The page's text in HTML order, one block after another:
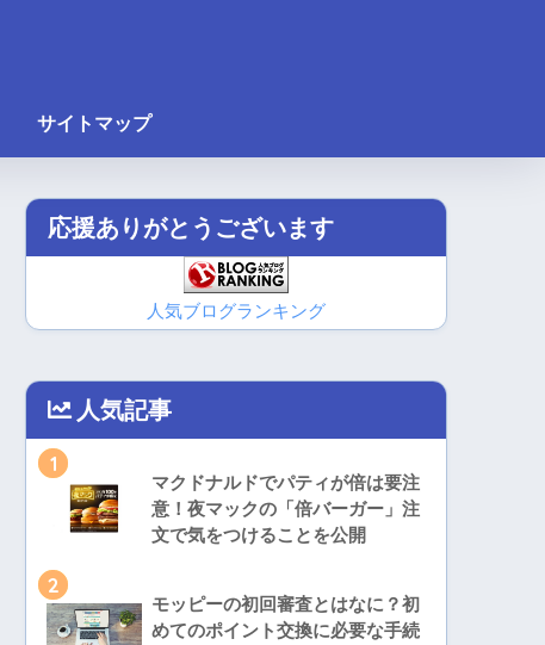
サイトマップ
応援ありがとうございます
人気ブログランキング
人気記事
1
マクドナルドでパティが倍は要注
意！夜マックの「倍バーガー」注
文で気をつけることを公開
2
モッピーの初回審査とはなに？初
めてのポイント交換に必要な手続